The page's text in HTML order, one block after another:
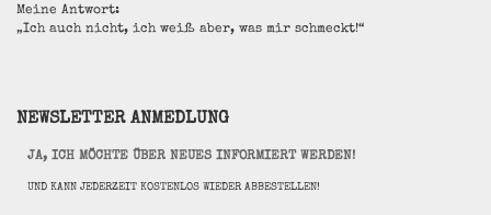
Meine Antwort:
„Ich auch nicht, ich weiß aber, was mir schmeckt!“
NEWSLETTER ANMEDLUNG
JA, ICH MÖCHTE ÜBER NEUES INFORMIERT WERDEN!
UND KANN JEDERZEIT KOSTENLOS WIEDER ABBESTELLEN!